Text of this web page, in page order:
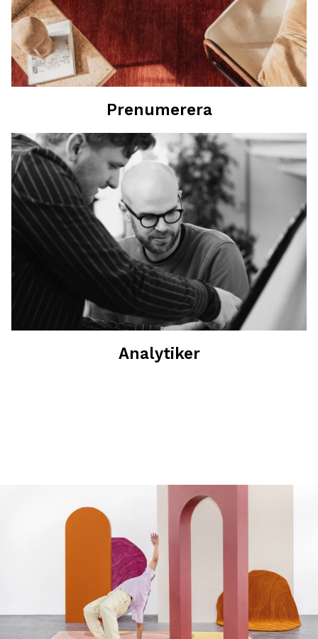
Prenumerera
Analytiker